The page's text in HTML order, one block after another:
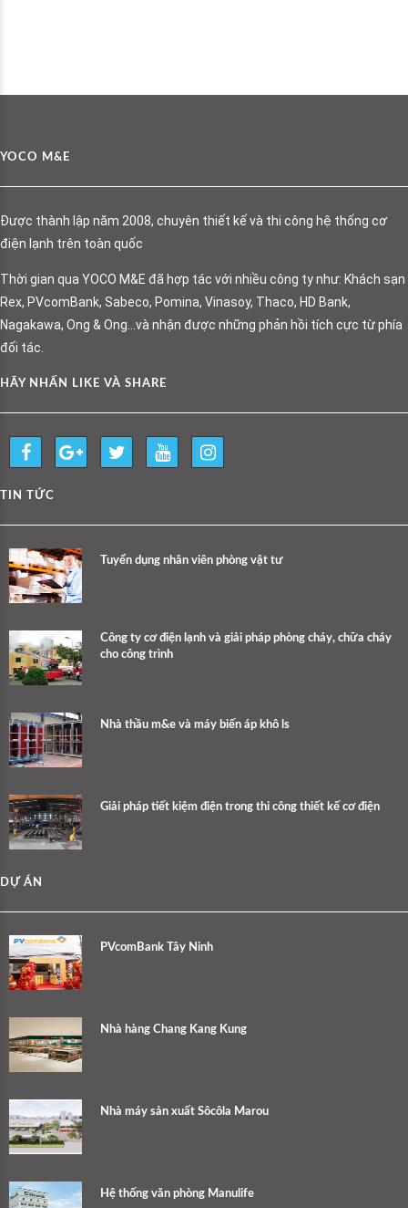
YOCO M&E
Được thành lập năm 2008, chuyên thiết kế và thi công hệ thống cơ
điện lạnh trên toàn quốc
Thời gian qua YOCO M&E đã hợp tác với nhiều công ty như: Khách sạn
Rex, PVcomBank, Sabeco, Pomina, Vinasoy, Thaco, HD Bank,
Nagakawa, Ong & Ong…và nhận được những phản hồi tích cực từ phía
đối tác.
HÃY NHẤN LIKE VÀ SHARE
TIN TỨC
Tuyển dụng nhân viên phòng vật tư
Công ty cơ điện lạnh và giải pháp phòng cháy, chữa cháy
cho công trình
Nhà thầu m&e và máy biến áp khô ls
Giải pháp tiết kiệm điện trong thi công thiết kế cơ điện
DỰ ÁN
PVcomBank Tây Ninh
Nhà hàng Chang Kang Kung
Nhà máy sản xuất Sôcôla Marou
Hệ thống văn phòng Manulife